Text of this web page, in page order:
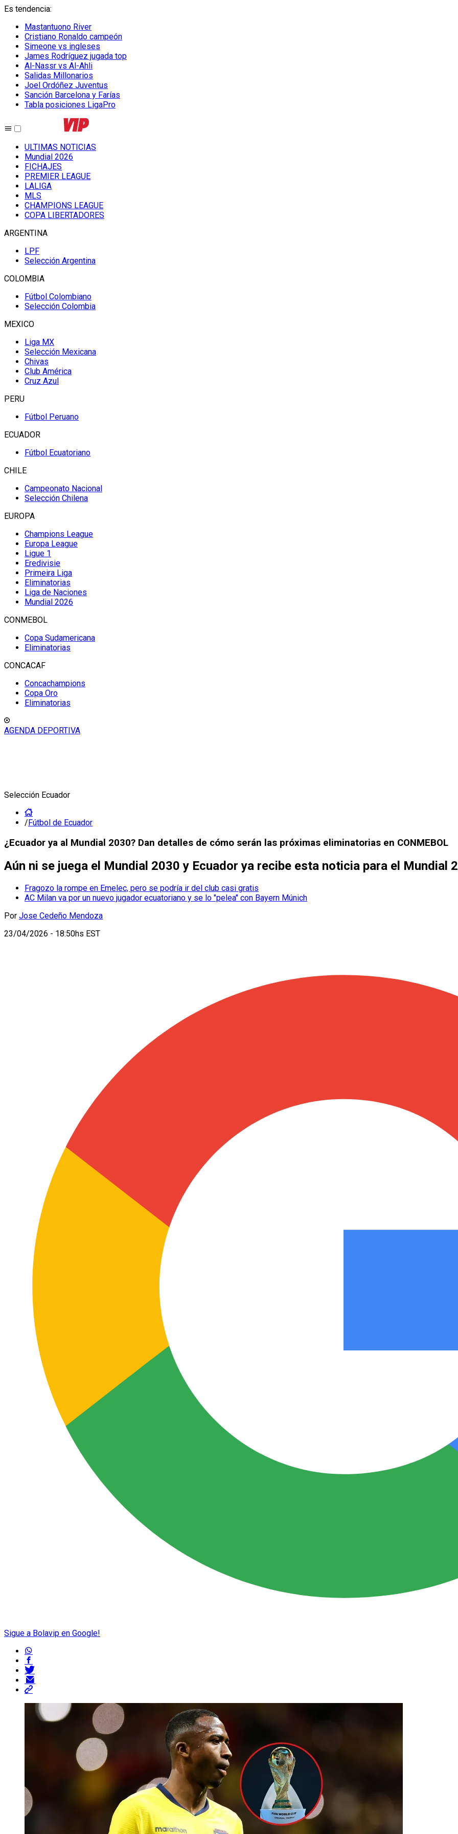
Es tendencia:
Mastantuono River
Cristiano Ronaldo campeón
Simeone vs ingleses
James Rodríguez jugada top
Al-Nassr vs Al-Ahli
Salidas Millonarios
Joel Ordóñez Juventus
Sanción Barcelona y Farías
Tabla posiciones LigaPro
ULTIMAS NOTICIAS
Mundial 2026
FICHAJES
PREMIER LEAGUE
LALIGA
MLS
CHAMPIONS LEAGUE
COPA LIBERTADORES
ARGENTINA
LPF
Selección Argentina
COLOMBIA
Fútbol Colombiano
Selección Colombia
MEXICO
Liga MX
Selección Mexicana
Chivas
Club América
Cruz Azul
PERU
Fútbol Peruano
ECUADOR
Fútbol Ecuatoriano
CHILE
Campeonato Nacional
Selección Chilena
EUROPA
Champions League
Europa League
Ligue 1
Eredivisie
Primeira Liga
Eliminatorias
Liga de Naciones
Mundial 2026
CONMEBOL
Copa Sudamericana
Eliminatorias
CONCACAF
Concachampions
Copa Oro
Eliminatorias
AGENDA DEPORTIVA
Selección Ecuador
/Fútbol de Ecuador
¿Ecuador ya al Mundial 2030? Dan detalles de cómo serán las próximas eliminatorias en CONMEBOL
Aún ni se juega el Mundial 2030 y Ecuador ya recibe esta noticia para el Mundial
Fragozo la rompe en Emelec, pero se podría ir del club casi gratis
AC Milan va por un nuevo jugador ecuatoriano y se lo "pelea" con Bayern Múnich
Por Jose Cedeño Mendoza
23/04/2026 - 18:50hs EST
Sigue a Bolavip en Google!